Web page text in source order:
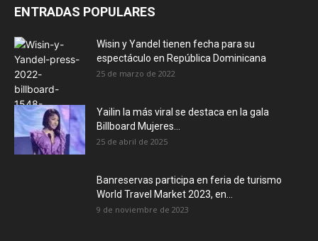
ENTRADAS POPULARES
Wisin y Yandel tienen fecha para su
espectáculo en República Dominicana
25 de marzo de 2022
Yailin la más viral se destaca en la gala
Billboard Mujeres...
25 de abril de 2025
Banreservas participa en feria de turismo
World Travel Market 2023, en...
9 de noviembre de 2023